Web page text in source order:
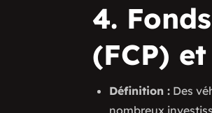
4.
(FCP)
Définition : Des